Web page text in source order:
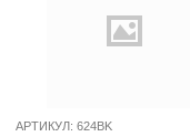
АРТИКУЛ: 624BK